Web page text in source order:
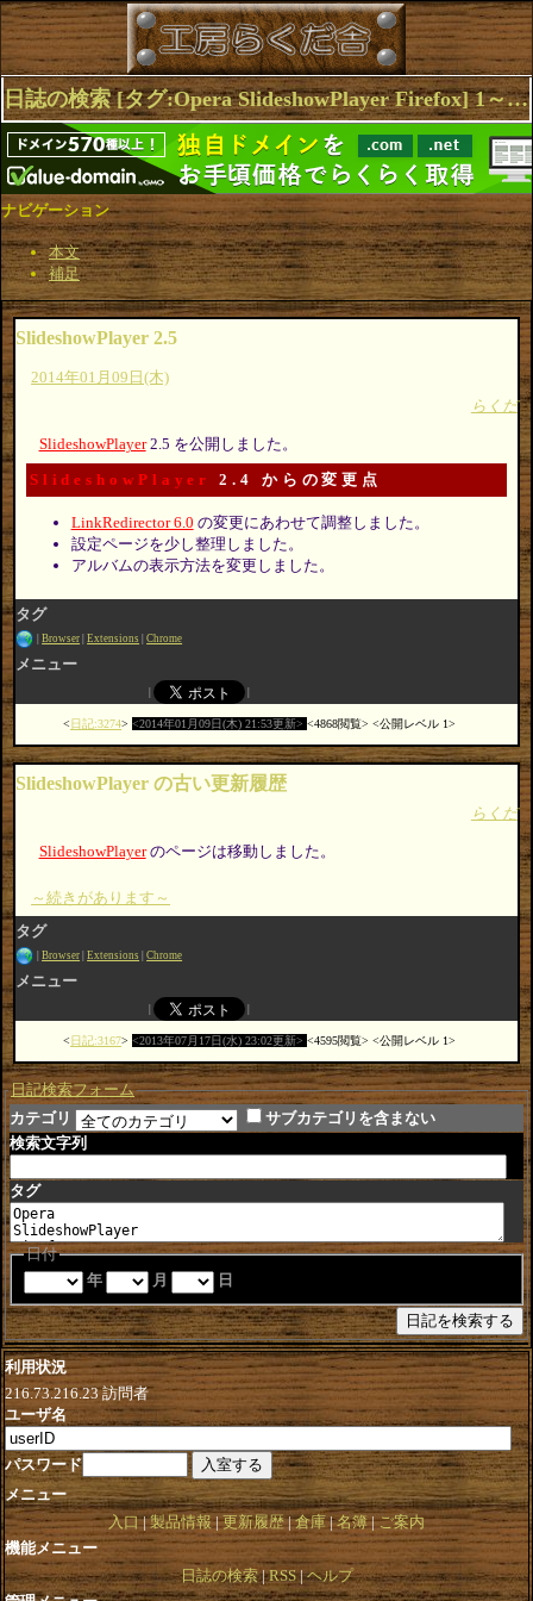
日誌の検索 [タグ:Opera SlideshowPlayer Firefox] 1～2(2件中)
ナビゲーション
本文
補足
SlideshowPlayer 2.5
2014年01月09日(木)
らくだ
SlideshowPlayer2.5 を公開しました。
SlideshowPlayer 2.4 からの変更点
LinkRedirector 6.0 の変更にあわせて調整しました。
設定ページを少し整理しました。
アルバムの表示方法を変更しました。
タグ
Browser Extensions Chrome
メニュー
日記:3274 2014年01月09日(木) 21:53更新 4868閲覧 公開レベル 1
SlideshowPlayer の古い更新履歴
らくだ
SlideshowPlayerのページは移動しました。
～続きがあります～
タグ
Browser Extensions Chrome
メニュー
日記:3167 2013年07月17日(水) 23:02更新 4595閲覧 公開レベル 1
日記検索フォーム
カテゴリ
サブカテゴリを含まない
検索文字列
タグ
日付
年
月 日
利用状況
216.73.216.23訪問者
ユーザ名
パスワード
メニュー
入口 製品情報 更新履歴 倉庫 名簿 ご案内
機能メニュー
日誌の検索 RSS ヘルプ